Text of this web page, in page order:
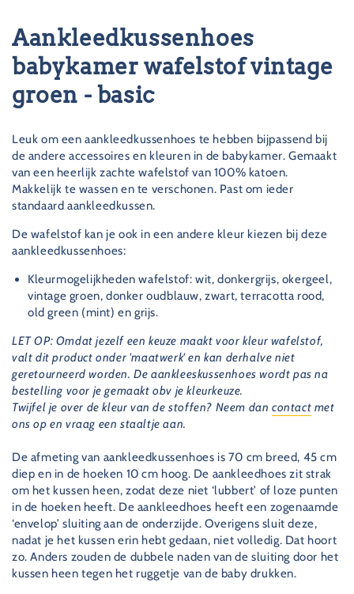
basic
Aankleedkussenhoes
babykamer wafelstof vintage
groen - basic
Leuk om een aankleedkussenhoes te hebben bijpassend bij
de andere accessoires en kleuren in de babykamer. Gemaakt
van een heerlijk zachte wafelstof van 100% katoen.
Makkelijk te wassen en te verschonen. Past om ieder
standaard aankleedkussen.
De wafelstof kan je ook in een andere kleur kiezen bij deze
aankleedkussenhoes:
Kleurmogelijkheden wafelstof: wit, donkergrijs, okergeel,
vintage groen, donker oudblauw, zwart, terracotta rood,
old green (mint) en grijs.
LET OP: Omdat jezelf een keuze maakt voor kleur wafelstof,
valt dit product onder 'maatwerk' en kan derhalve niet
geretourneerd worden. De aankleeskussenhoes wordt pas na
bestelling voor je gemaakt obv je kleurkeuze.
Twijfel je over de kleur van de stoffen? Neem dancontact met
ons op en vraag een staaltje aan.
De afmeting van aankleedkussenhoes is 70 cm breed, 45 cm
diep en in de hoeken 10 cm hoog. De aankleedhoes zit strak
om het kussen heen, zodat deze niet ‘lubbert’ of loze punten
in de hoeken heeft. De aankleedhoes heeft een zogenaamde
‘envelop’ sluiting aan de onderzijde. Overigens sluit deze,
nadat je het kussen erin hebt gedaan, niet volledig. Dat hoort
zo. Anders zouden de dubbele naden van de sluiting door het
kussen heen tegen het ruggetje van de baby drukken.